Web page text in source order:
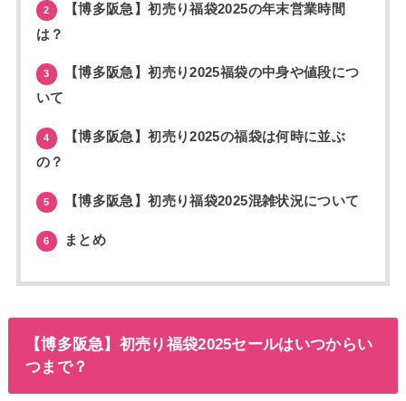
2
【博多阪急】初売り福袋2025の年末営業時間
は？
3
【博多阪急】初売り2025福袋の中身や値段につ
いて
4
【博多阪急】初売り2025の福袋は何時に並ぶ
の？
5 【博多阪急】初売り福袋2025混雑状況について
6 まとめ
【博多阪急】初売り福袋2025セールはいつからい
つまで？